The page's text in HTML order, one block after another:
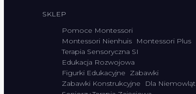
SKLEP
Pomoce Montessori
Montessori Nienhuis
Montessori Plus
Terapia Sensoryczna SI
Edukacja Rozwojowa
Figurki Edukacyjne
Zabawki
Zabawki Konstrukcyjne
Dla Niemowląt